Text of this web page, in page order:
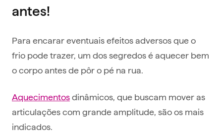
antes!
Para encarar eventuais efeitos adversos que o
frio pode trazer, um dos segredos é aquecer bem
o corpo antes de pôr o pé na rua.
Aquecimentosdinâmicos, que buscam mover as
articulações com grande amplitude, são os mais
indicados.